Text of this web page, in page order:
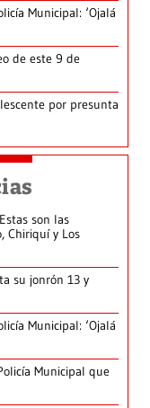
Municipal: ‘Ojalá
de este 9 de
por presunta
son las
Chiriquí y Los
su jonrón 13 y
Municipal: ‘Ojalá
Municipal que